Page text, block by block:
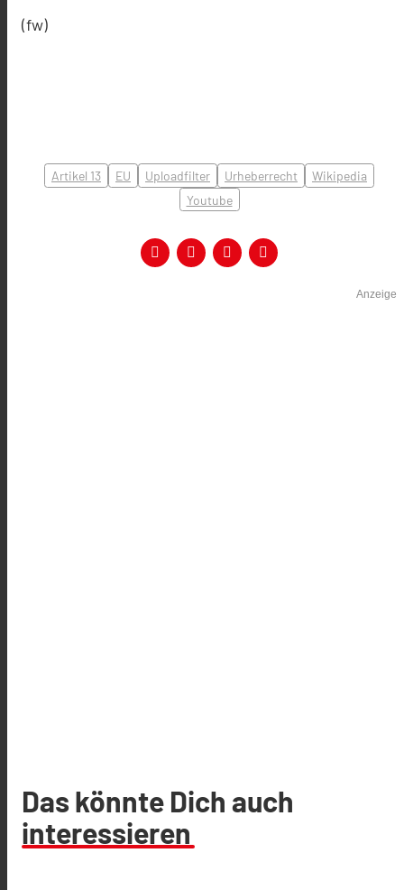
(fw)
Artikel 13 EU Uploadfilter Urheberrecht
Wikipedia
Youtube
Anzeige
Das könnte Dich auch
interessieren